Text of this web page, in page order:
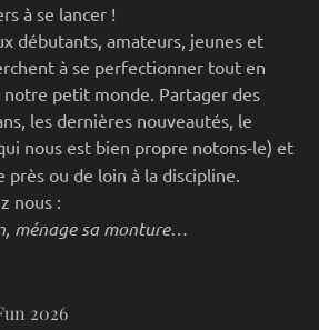
à se lancer !
débutants, amateurs, jeunes et
à se perfectionner tout en
notre petit monde. Partager des
les dernières nouveautés, le
nous est bien propre notons-le) et
ou de loin à la discipline.
nous :
ménage sa monture…
2026